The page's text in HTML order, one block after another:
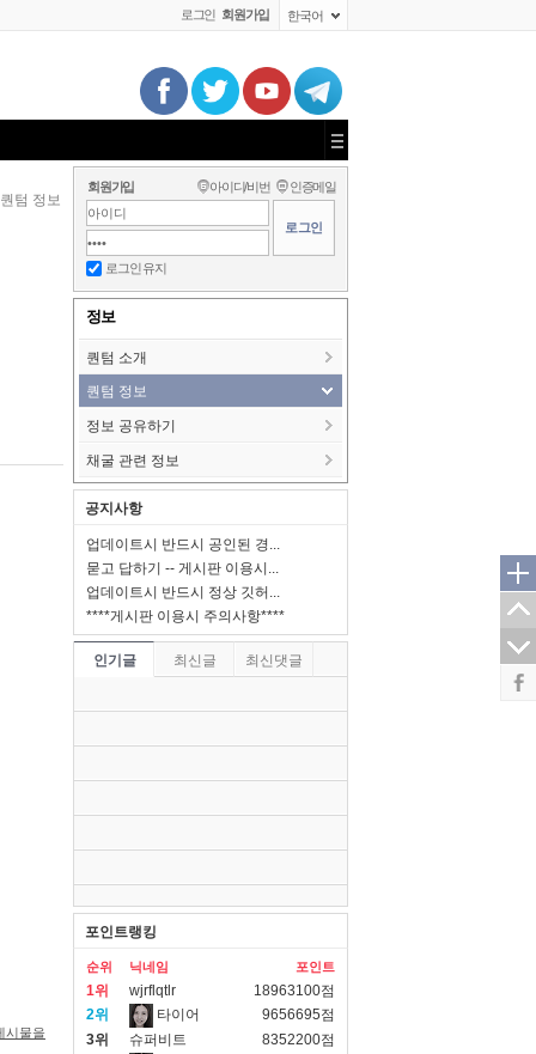
로그인 회원가입 한국어
퀀텀 정보
시물을
회원가입 아이디/비번 인증메일
로그인 유지
정보
퀀텀 소개
퀀텀 정보
정보 공유하기
채굴 관련 정보
공지사항
업데이트시 반드시 공인된 경...
묻고 답하기 -- 게시판 이용시...
업데이트시 반드시 정상 깃허...
****게시판 이용시 주의사항****
인기글 최신글 최신댓글
포인트랭킹
순위 닉네임 포인트
1위 wjrflqtlr
18963100점
2위
타이어
9656695점
3위
슈퍼비트
8352200점